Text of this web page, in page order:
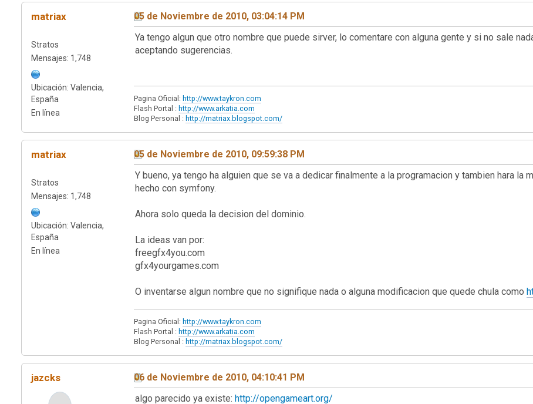
matriax
Stratos
Mensajes: 1,748
Ubicación: Valencia,
España
En línea
05 de Noviembre de 2010, 03:04:14 PM
Ya tengo algun que otro nombre que puede sirver, lo comentare con alguna gente y si no sale
aceptando sugerencias.
Pagina Oficial: http://www.taykron.com
Flash Portal : http://www.arkatia.com
Blog Personal : http://matriax.blogspot.com/
matriax
Stratos
Mensajes: 1,748
Ubicación: Valencia,
España
En línea
05 de Noviembre de 2010, 09:59:38 PM
Y bueno, ya tengo ha alguien que se va a dedicar finalmente a la programacion y tambien hara la
hecho con symfony.
Ahora solo queda la decision del dominio.
La ideas van por:
freegfx4you.com
gfx4yourgames.com
O inventarse algun nombre que no signifique nada o alguna modificacion que quede chula como
Pagina Oficial: http://www.taykron.com
Flash Portal : http://www.arkatia.com
Blog Personal : http://matriax.blogspot.com/
jazcks
06 de Noviembre de 2010, 04:10:41 PM
algo parecido ya existe: http://opengameart.org/